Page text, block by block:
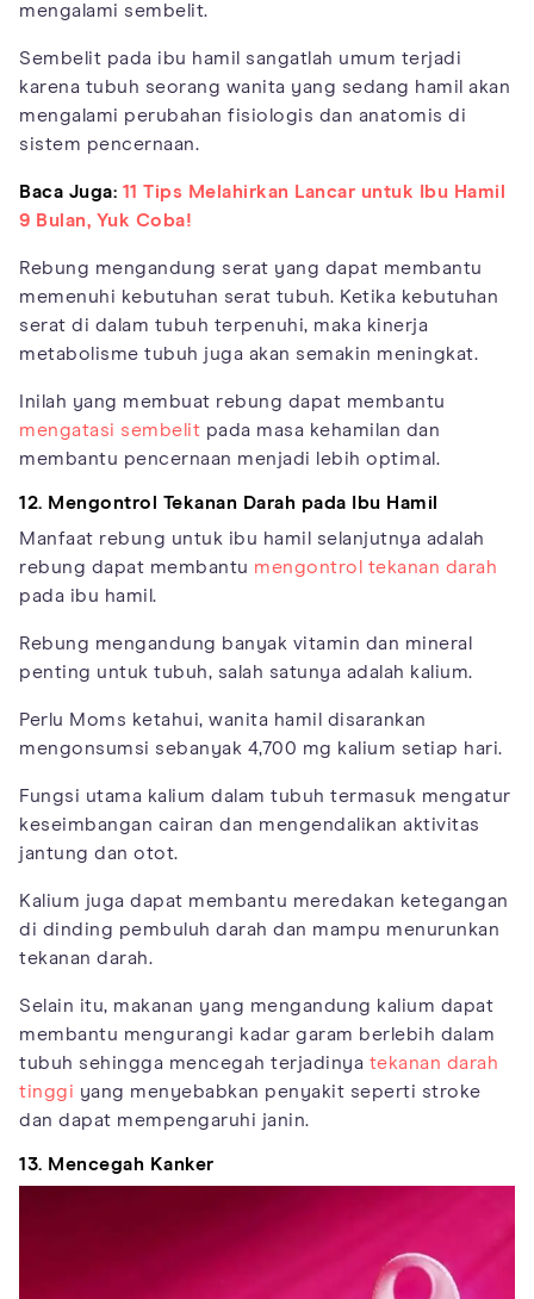
mengalami sembelit.
Sembelit pada ibu hamil sangatlah umum terjadi
karena tubuh seorang wanita yang sedang hamil akan
mengalami perubahan fisiologis dan anatomis di
sistem pencernaan.
Baca Juga: 11 Tips Melahirkan Lancar untuk Ibu Hamil
9 Bulan, Yuk Coba!
Rebung mengandung serat yang dapat membantu
memenuhi kebutuhan serat tubuh. Ketika kebutuhan
serat di dalam tubuh terpenuhi, maka kinerja
metabolisme tubuh juga akan semakin meningkat.
Inilah yang membuat rebung dapat membantu
mengatasi sembelit pada masa kehamilan dan
membantu pencernaan menjadi lebih optimal.
12. Mengontrol Tekanan Darah pada Ibu Hamil
Manfaat rebung untuk ibu hamil selanjutnya adalah
rebung dapat membantu mengontrol tekanan darah
pada ibu hamil.
Rebung mengandung banyak vitamin dan mineral
penting untuk tubuh, salah satunya adalah kalium.
Perlu Moms ketahui, wanita hamil disarankan
mengonsumsi sebanyak 4,700 mg kalium setiap hari.
Fungsi utama kalium dalam tubuh termasuk mengatur
keseimbangan cairan dan mengendalikan aktivitas
jantung dan otot.
Kalium juga dapat membantu meredakan ketegangan
di dinding pembuluh darah dan mampu menurunkan
tekanan darah.
Selain itu, makanan yang mengandung kalium dapat
membantu mengurangi kadar garam berlebih dalam
tubuh sehingga mencegah terjadinya tekanan darah
tinggi yang menyebabkan penyakit seperti stroke
dan dapat mempengaruhi janin.
13. Mencegah Kanker